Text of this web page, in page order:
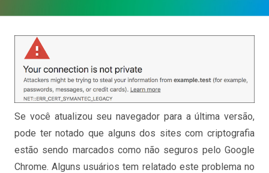
Se você atualizou seu navegador para a última versão,
pode ter notado que alguns dos sites com criptografia
estão sendo marcados como não seguros pelo Google
Chrome. Alguns usuários tem relatado este problema no